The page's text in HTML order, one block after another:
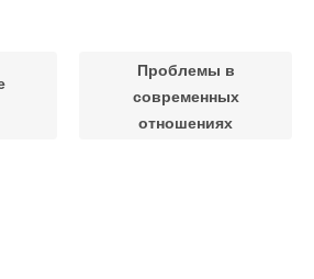
Проблемы в
современных
отношениях